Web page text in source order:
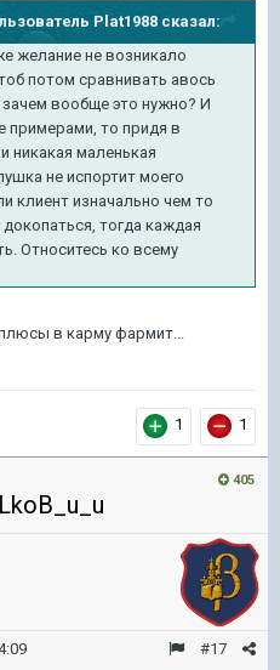
Plat1988 сказал:
желание не возникало
потом сравнивать авось
вообще это нужно? И
примерами, то придя в
никакая маленькая
не испортит моего
клиент изначально чем то
тогда каждая
Относитесь ко всему
в карму фармит...
1 1
405
#17